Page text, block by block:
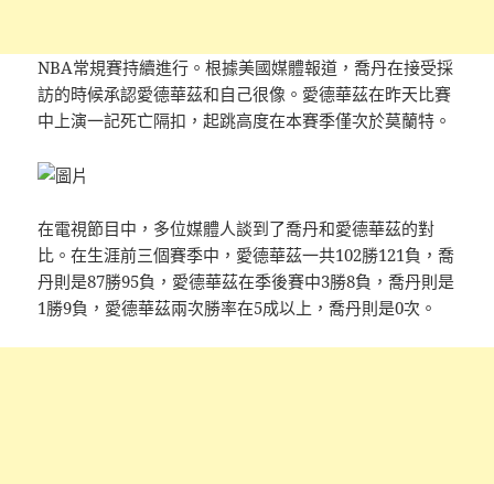
NBA常規賽持續進行。根據美國媒體報道，喬丹在接受採
訪的時候承認愛德華茲和自己很像。愛德華茲在昨天比賽
中上演一記死亡隔扣，起跳高度在本賽季僅次於莫蘭特。
在電視節目中，多位媒體人談到了喬丹和愛德華茲的對
比。在生涯前三個賽季中，愛德華茲一共102勝121負，喬
丹則是87勝95負，愛德華茲在季後賽中3勝8負，喬丹則是
1勝9負，愛德華茲兩次勝率在5成以上，喬丹則是0次。